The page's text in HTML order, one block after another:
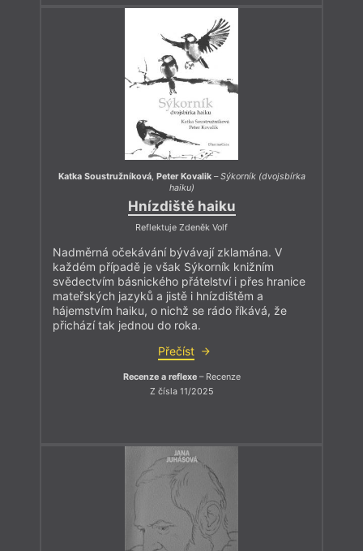
Katka Soustružníková, Peter Kovalik–Sýkorník (dvojsbírka
haiku)
Hnízdiště haiku
Reflektuje Zdeněk Volf
Nadměrná očekávání bývávají zklamána. V
každém případě je však Sýkorník knižním
svědectvím básnického přátelství i přes hranice
mateřských jazyků a jistě i hnízdištěm a
hájemstvím haiku, o nichž se rádo říkává, že
přichází tak jednou do roka.
Přečíst
Recenze a reflexe– Recenze
Z čísla 11/2025